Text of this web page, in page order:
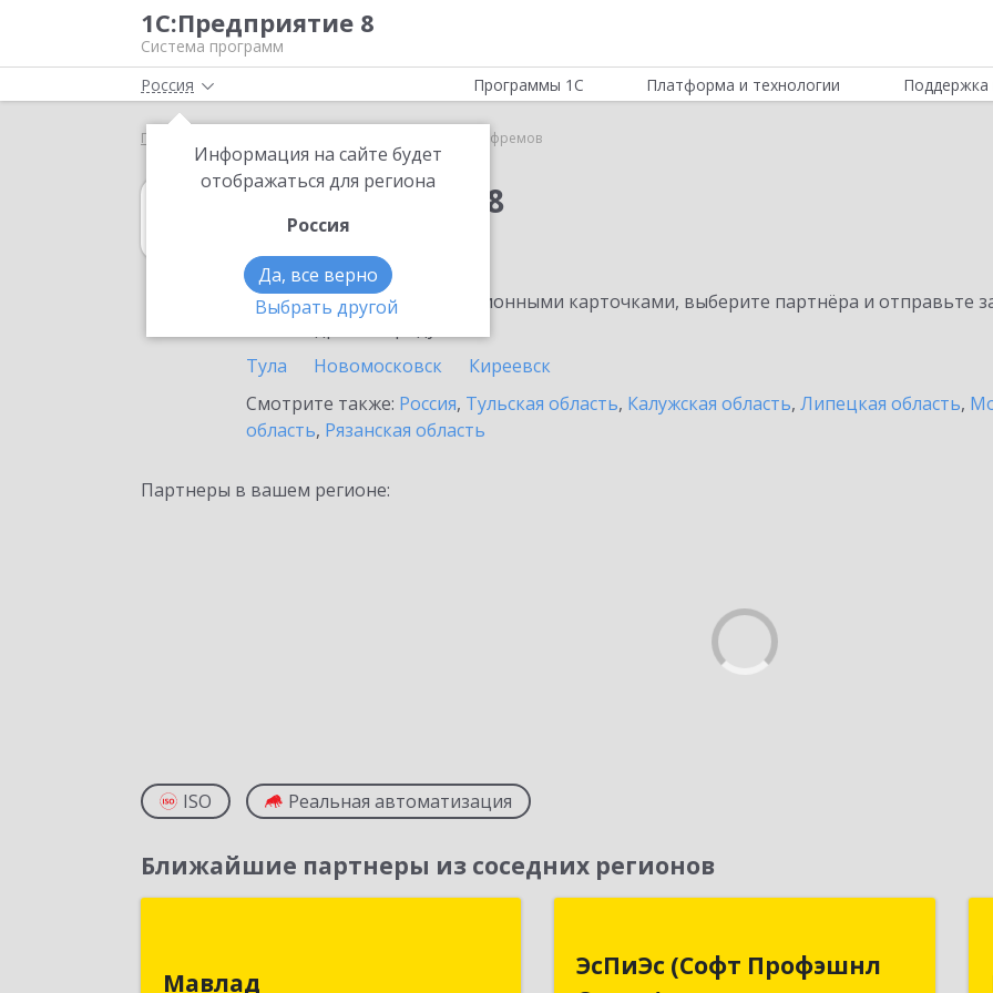
1С:Предприятие 8
Система программ
Россия
Информация на сайте будет
отображаться для региона
Россия
Да, все верно
Выбрать другой
Программы 1С Платформа и технологии Поддержка
Главная Ефремов
1С:Упрощенка 8
в Ефремове
Ознакомьтесь с информационными карточками, выберите партнёра и отправьте
Тула
Новомосковск
Киреевск
Смотрите также: Россия, Тульская область, Калужская область, Липецкая область,
область, Рязанская область
Партнеры в вашем регионе:
ISO Реальная автоматизация
Ближайшие партнеры из соседних регионов
Мавлад398046, Липецкая обл, Липецк г,
ЭсПиЭс (Софт Профэшнл
Севис )